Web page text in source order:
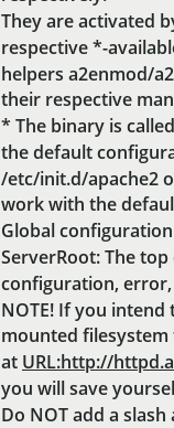
They are activated
respective *-
helpers a2enmod/
their respective
* The binary is
the default
/etc/init.d/apache2
work with the
Global configuration
ServerRoot: The
configuration,
NOTE! If you
mounted
at URL:http://
you will save
Do NOT add a